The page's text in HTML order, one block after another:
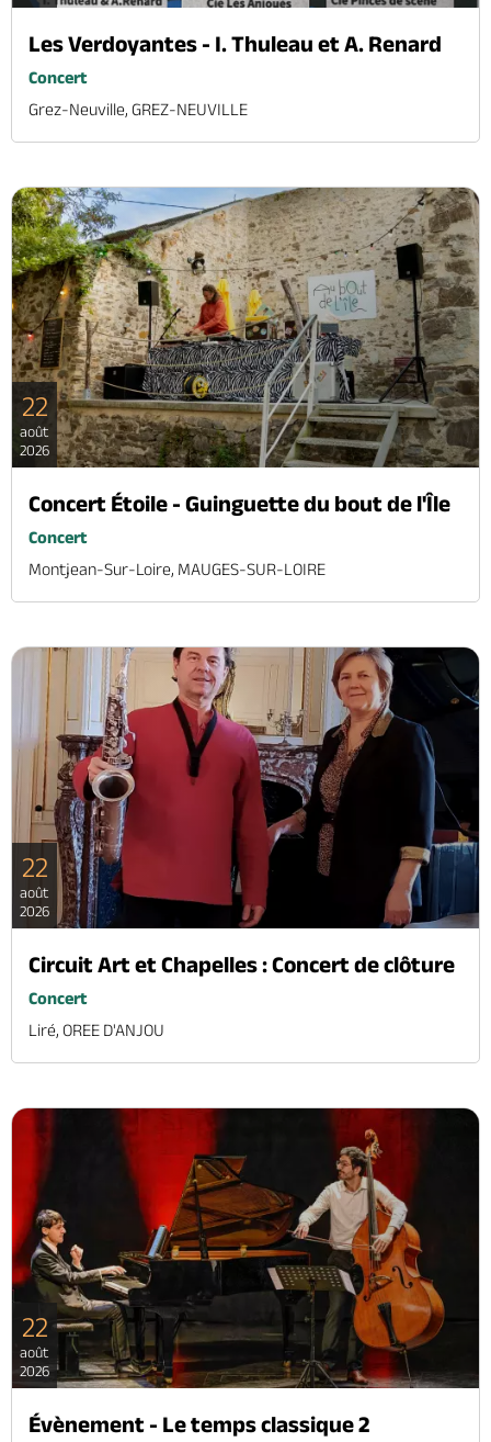
Les Verdoyantes - I. Thuleau et A. Renard
Concert
Grez-Neuville, GREZ-NEUVILLE
22
août
2026
Concert Étoile - Guinguette du bout de l'Île
Concert
Montjean-Sur-Loire, MAUGES-SUR-LOIRE
22
août
2026
Circuit Art et Chapelles : Concert de clôture
Concert
Liré, OREE D'ANJOU
22
août
2026
Évènement - Le temps classique 2